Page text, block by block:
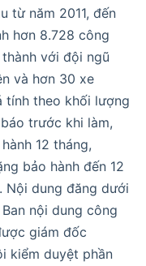
từ năm 2011, đến
hơn 8.728 công
với đội ngũ
và hơn 30 xe
tính theo khối lượng
trước khi làm,
12 tháng,
bảo hành đến 12
Nội dung đăng dưới
nội dung công
giám đốc
kiểm duyệt phần